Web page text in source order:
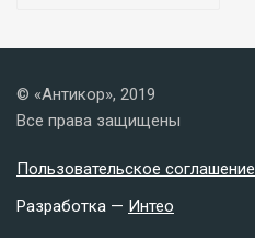
© «Антикор», 2019
Все права защищены
Пользовательское соглашение
Разработка — Интео